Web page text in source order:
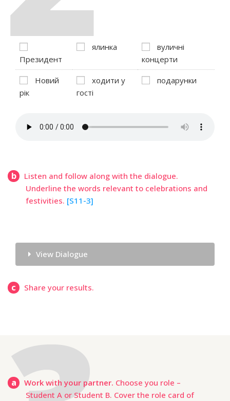
Президент
ялинка
вуличні
концерти
Новий
рік
ходити у
гості
подарунки
b
Listen and follow along with the dialogue.
Underline the words relevant to celebrations and
festivities. [S11-3]
View Dialogue
c Share your results.
a Work with your partner. Choose you role –
Student A or Student B. Cover the role card of